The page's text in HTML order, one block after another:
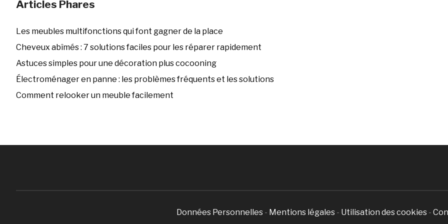
Articles Phares
Les meubles multifonctions qui font gagner de la place
Cheveux abîmés : 7 solutions faciles pour les réparer rapidement
Astuces simples pour une décoration plus cocooning
Électroménager en panne : les problèmes fréquents et les solutions
Comment relooker un meuble facilement
Données Personnelles - Mentions légales - Utilisation des cookies -